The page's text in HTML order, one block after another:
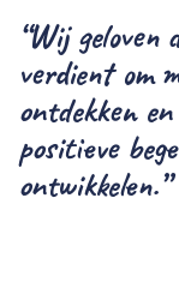
“Wij
verdient om
ontdekken
positieve
ontwikkelen.”